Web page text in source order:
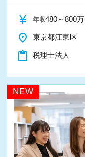
＜先輩職員のメ
代表がスタッフ
いるため、自分
またスタッフ同
いますし、繁忙
ほぼなく、有休
きるところも働
動画研修や周囲
・年末調整業務
・申告書作成補助
・決算業務
・Excelを使用し
・電話、メール
・その他付随す
これまでの会計
活躍いただけます
currency_yen 年収480～800
place 東京都江東区
content_paste 税理士法人
NEW